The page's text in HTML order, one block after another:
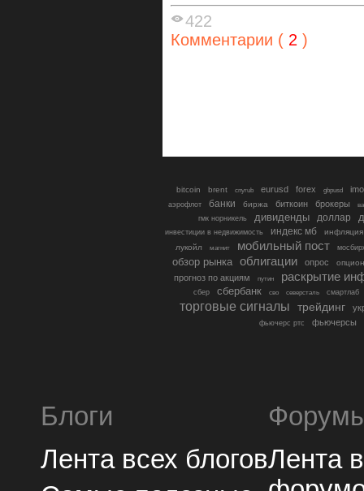
422
Комментарии ( 2 )
bitcoin brent cnyrub eurusd forex gbpusd
аэрофлот банки биржа биткоин брокеры
гмк норникель
дивиденды доллар
инвестиции в недвижимость индекс мб
инфляция
лукойл
магнит мобильный пост
обзор рынка облигации опрос
прогноз по акциям путин раскрытие
сбер сбербанк сво северсталь смартлаб
торговые сигналы трейдинг
фьючерс ртс фьючерсы
Блоги
Лента всех блоговЛента